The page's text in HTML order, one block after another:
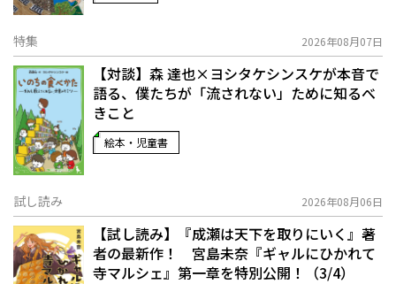
特集 2026年08月07日
【対談】森 達也×ヨシタケシンスケが本音で
語る、僕たちが「流されない」ために知るべ
きこと
絵本・児童書
試し読み 2026年08月06日
【試し読み】『成瀬は天下を取りにいく』著
者の最新作！ 宮島未奈『ギャルにひかれて
寺マルシェ』第一章を特別公開！（3/4）